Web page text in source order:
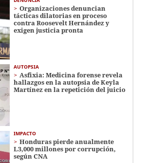
Organizaciones denuncian
tácticas dilatorias en proceso
contra Roosevelt Hernández y
exigen justicia pronta
AUTOPSIA
Asfixia: Medicina forense revela
hallazgos en la autopsia de Keyla
Martínez en la repetición del juicio
IMPACTO
Honduras pierde anualmente
L3,000 millones por corrupción,
según CNA